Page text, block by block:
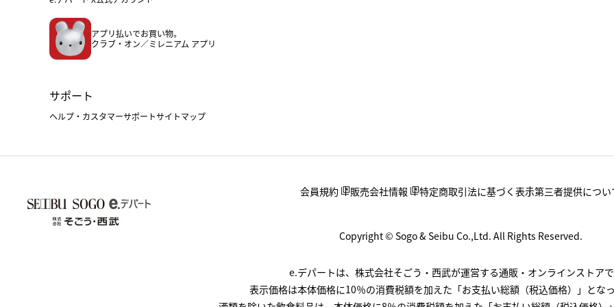
アプリ払いでお買い物。
クラブ・オン／ミレニアム アプリ
サポート
ヘルプ・カスタマーサポートサイトマップ
会員規約 販売会社情報 特定商取引法に基づく表示第三者提供につい
Copyright © Sogo & Seibu Co.,Ltd. All Rights Reserved.
e.デパートは、株式会社そごう・西武が運営する通販・オンラインストアで
表示価格は本体価格に10％の消費税額を加えた「お支払い総額（税込価格）」となっ